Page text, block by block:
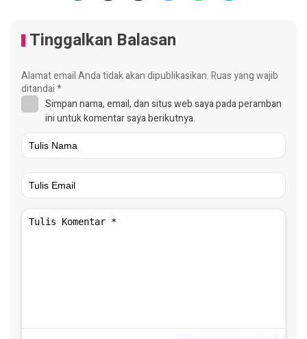
Tinggalkan Balasan
Alamat email Anda tidak akan dipublikasikan.Ruas yang wajib
ditandai*
Simpan nama, email, dan situs web saya pada peramban
ini untuk komentar saya berikutnya.